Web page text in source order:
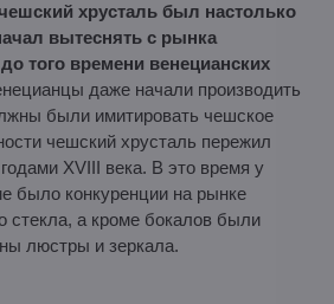
хрусталь был настолько
вытеснять с рынка
того времени венецианских
даже начали производить
были имитировать чешское
чешский хрусталь пережил
XVIII века. В это время у
было конкуренции на рынке
стекла, а кроме бокалов были
люстры и зеркала.